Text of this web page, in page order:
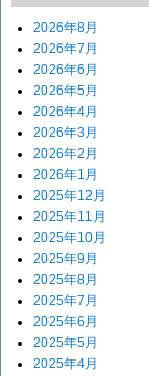
2026年8月
2026年7月
2026年6月
2026年5月
2026年4月
2026年3月
2026年2月
2026年1月
2025年12月
2025年11月
2025年10月
2025年9月
2025年8月
2025年7月
2025年6月
2025年5月
2025年4月